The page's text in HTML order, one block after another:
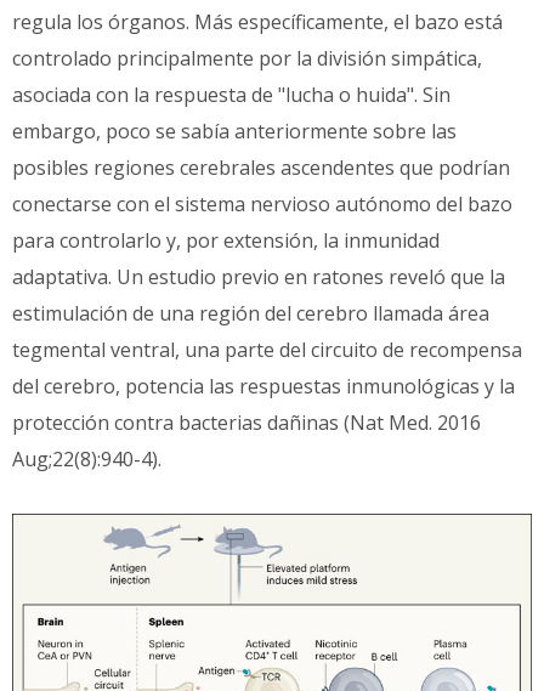
regula los órganos. Más específicamente, el bazo está
controlado principalmente por la división simpática,
asociada con la respuesta de "lucha o huida". Sin
embargo, poco se sabía anteriormente sobre las
posibles regiones cerebrales ascendentes que podrían
conectarse con el sistema nervioso autónomo del bazo
para controlarlo y, por extensión, la inmunidad
adaptativa. Un estudio previo en ratones reveló que la
estimulación de una región del cerebro llamada área
tegmental ventral, una parte del circuito de recompensa
del cerebro, potencia las respuestas inmunológicas y la
protección contra bacterias dañinas (Nat Med. 2016
Aug;22(8):940-4).